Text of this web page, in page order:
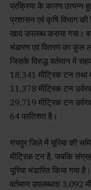
प्रक्रिया के कारण उत्पन्न
प्रशासन एवं कृषि विभाग
खाद उपलब्ध कराया गया।
भंडारण एवं वितरण का कुल
जिसके विरुद्ध वर्तमान में
18,341 मीट्रिक टन तथा
11,378 मीट्रिक टन
29,719 मीट्रिक टन
64 प्रतिशत है।
रायपुर जिले में यूरिया की
मीट्रिक टन है, जबकि
यूरिया भंडारित किया गया
वर्तमान उपलब्धता 3,092